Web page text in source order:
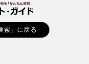
索」に戻る